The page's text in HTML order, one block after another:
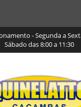
- Segunda a
Sábado das 8:00 a 11:30